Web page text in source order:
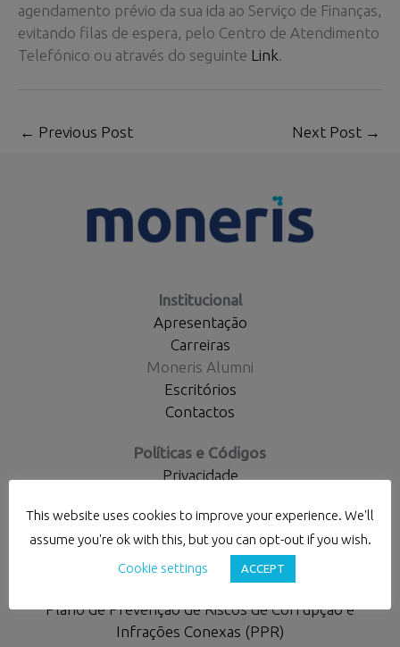
agendamento prévio da sua ida ao Serviço de Finanças,
evitando filas de espera, pelo Centro de Atendimento
Telefónico ou através do seguinte Link
← Previous Post Next Post →
Institucional
Apresentação
Carreiras
Moneris Alumni
Escritórios
Contactos
Políticas e Códigos
Privacidade
Responsabilidade Social
Diversidade e Inclusão
Qualidade
Código de Ética e de Conduta
Plano de Prevenção de Riscos de Corrupção e
Infrações Conexas (PPR)
This website uses cookies to improve your experience. We'll
assume you're ok with this, but you can opt-out if you wish.
Cookie settings
ACCEPT